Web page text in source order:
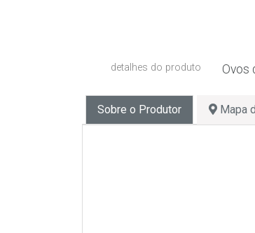
detalhes do produto Ovos
Sobre o Produtor Mapa